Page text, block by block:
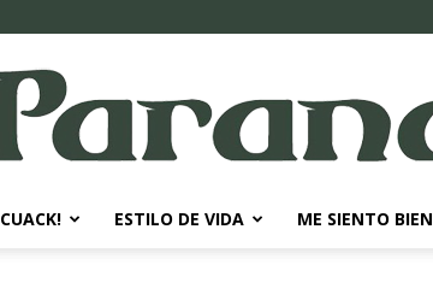
CUACK! ESTILO DE VIDA ME SIENTO BIEN